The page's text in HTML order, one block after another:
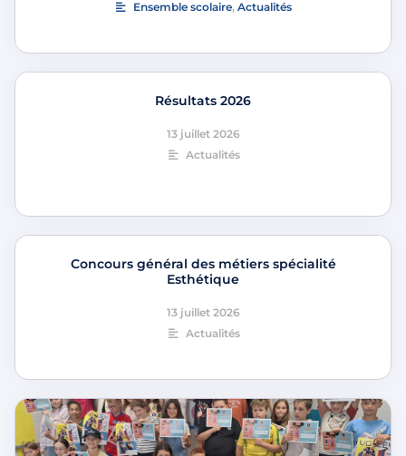
Ensemble scolaire, Actualités
Résultats 2026
13 juillet 2026
Actualités
Concours général des métiers spécialité
Esthétique
13 juillet 2026
Actualités